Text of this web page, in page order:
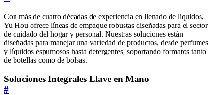
Con más de cuatro décadas de experiencia en llenado de líquidos,
Yu Hou ofrece líneas de empaque robustas diseñadas para el sector
de cuidado del hogar y personal. Nuestras soluciones están
diseñadas para manejar una variedad de productos, desde perfumes
y líquidos espumosos hasta detergentes, soportando formatos tanto
de botellas como de bolsas.
Soluciones Integrales Llave en Mano
#